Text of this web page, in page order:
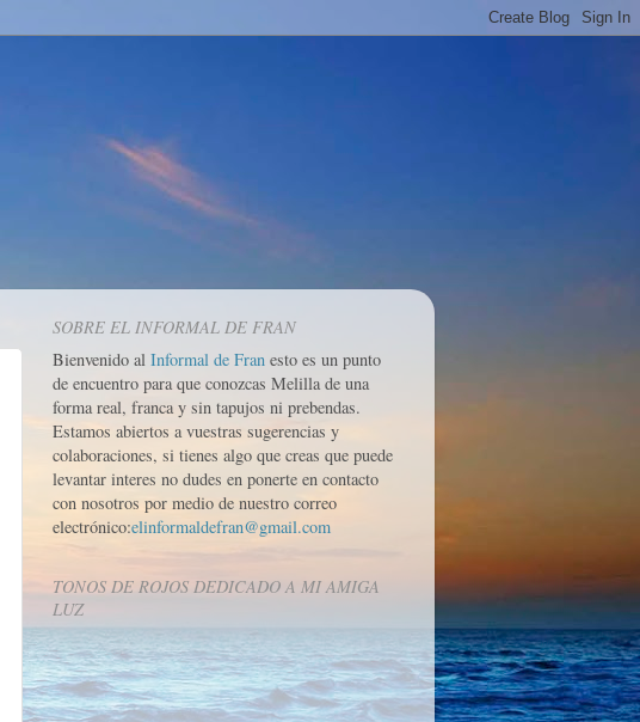
SOBRE EL INFORMAL DE FRAN
Bienvenido al Informal de Fran esto es un punto
de encuentro para que conozcas Melilla de una
forma real, franca y sin tapujos ni prebendas.
Estamos abiertos a vuestras sugerencias y
colaboraciones, si tienes algo que creas que puede
levantar interes no dudes en ponerte en contacto
con nosotros por medio de nuestro correo
electrónico:elinformaldefran@gmail.com
TONOS DE ROJOS DEDICADO A MI AMIGA
LUZ